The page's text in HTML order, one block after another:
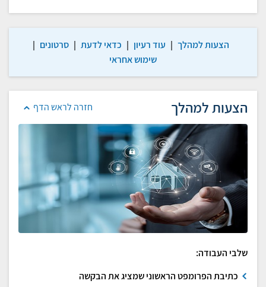
הצעות למהלך | עוד רעיון | כדאי לדעת | סרטונים |
שימוש אחראי
חזרה לראש הדף הצעות למהלך
שלבי העבודה:
כתיבת הפרומפט הראשוני שמציג את הבקשה